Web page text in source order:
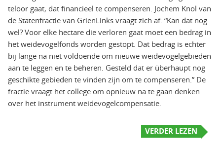
teloor gaat, dat financieel te compenseren. Jochem Knol van
de Statenfractie van GrienLinks vraagt zich af: “Kan dat nog
wel? Voor elke hectare die verloren gaat moet een bedrag in
het weidevogelfonds worden gestopt. Dat bedrag is echter
bij lange na niet voldoende om nieuwe weidevogelgebieden
aan te leggen en te beheren. Gesteld dat er überhaupt nog
geschikte gebieden te vinden zijn om te compenseren.” De
fractie vraagt het college om opnieuw na te gaan denken
over het instrument weidevogelcompensatie.
VERDER LEZEN